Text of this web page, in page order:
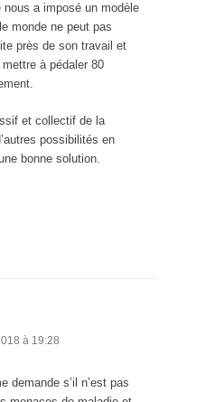
nous a imposé un modèle
monde ne peut pas
près de son travail et
à pédaler 80
et collectif de la
possibilités en
bonne solution.
à 19:28
demande s’il n’est pas